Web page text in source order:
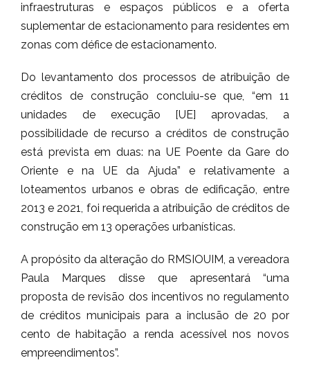
infraestruturas e espaços públicos e a oferta
suplementar de estacionamento para residentes em
zonas com défice de estacionamento.
Do levantamento dos processos de atribuição de
créditos de construção concluiu-se que, “em 11
unidades de execução [UE] aprovadas, a
possibilidade de recurso a créditos de construção
está prevista em duas: na UE Poente da Gare do
Oriente e na UE da Ajuda” e relativamente a
loteamentos urbanos e obras de edificação, entre
2013 e 2021, foi requerida a atribuição de créditos de
construção em 13 operações urbanísticas.
A propósito da alteração do RMSIOUIM, a vereadora
Paula Marques disse que apresentará “uma
proposta de revisão dos incentivos no regulamento
de créditos municipais para a inclusão de 20 por
cento de habitação a renda acessível nos novos
empreendimentos”.